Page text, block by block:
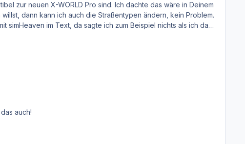
zur neuen X-WORLD Pro sind. Ich dachte das wäre in Deinem
dann kann ich auch die Straßentypen ändern, kein Problem.
im Text, da sagte ich zum Beispiel nichts als ich das
auch!